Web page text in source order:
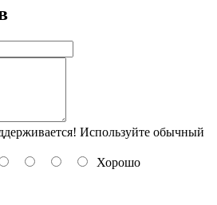
Используйте обычный
Хорошо